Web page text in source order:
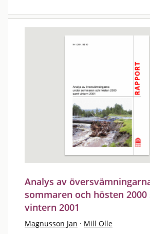
Analys av
sommaren och hösten 2000
vintern 2001
Magnusson Jan · Mill Olle